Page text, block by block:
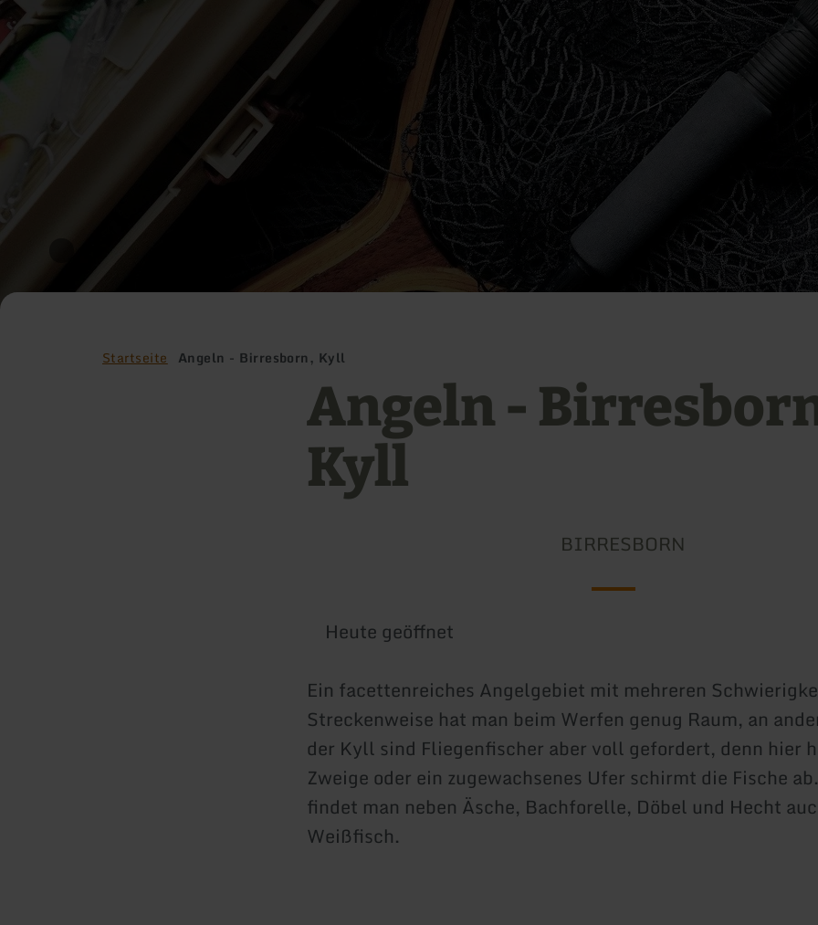
Startseite Angeln - Birresborn, Kyll
Angeln -
Kyll
BIRRESBORN
Heute geöffnet
Ein facettenreiches Angelgebiet mit mehreren
Streckenweise hat man beim Werfen genug Raum, an
der Kyll sind Fliegenfischer aber voll gefordert, denn hier
Zweige oder ein zugewachsenes Ufer schirmt die Fische
findet man neben Äsche, Bachforelle, Döbel und Hecht
Weißfisch.